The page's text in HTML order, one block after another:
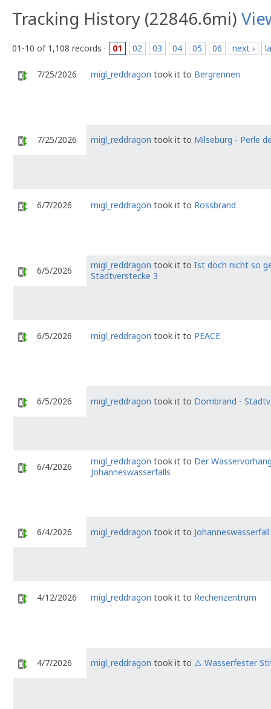
Tracking History (22846.6mi)
01-10 of 1,108 records · 01 02 03 04 05 06 next ›
7/25/2026 migl_reddragon took it to Bergrennen
7/25/2026 migl_reddragon took it to Milseburg - Perle
6/7/2026 migl_reddragon took it to Rossbrand
6/5/2026 migl_reddragon took it to Ist doch nicht so
Stadtverstecke 3
6/5/2026 migl_reddragon took it to PEACE
6/5/2026 migl_reddragon took it to Dombrand -
6/4/2026 migl_reddragon took it to Der
Johanneswasserfalls
6/4/2026 migl_reddragon took it to Johanneswasserfall
4/12/2026 migl_reddragon took it to Rechenzentrum
4/7/2026 migl_reddragon took it to ⚠️ Wasserfester